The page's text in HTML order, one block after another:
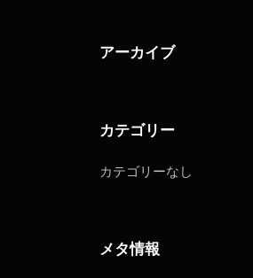
アーカイブ
カテゴリー
カテゴリーなし
メタ情報